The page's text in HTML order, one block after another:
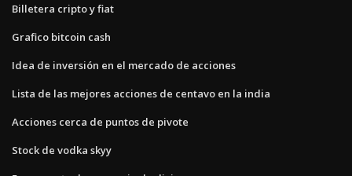
Billetera cripto y fiat
Grafico bitcoin cash
Idea de inversión en el mercado de acciones
Lista de las mejores acciones de centavo en la india
Acciones cerca de puntos de pivote
Stock de vodka skyy